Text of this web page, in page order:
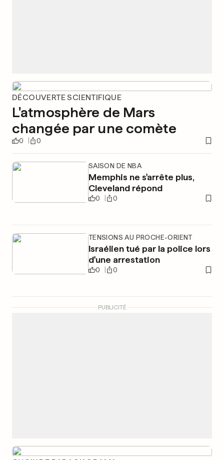
DÉCOUVERTE SCIENTIFIQUE
L'atmosphère de Mars
changée par une comète
0 0
SAISON DE NBA
Memphis ne s'arrête plus,
Cleveland répond
0 0
TENSIONS AU PROCHE-ORIENT
Israélien tué par la police lors
d'une arrestation
0 0
PUBLICITÉ